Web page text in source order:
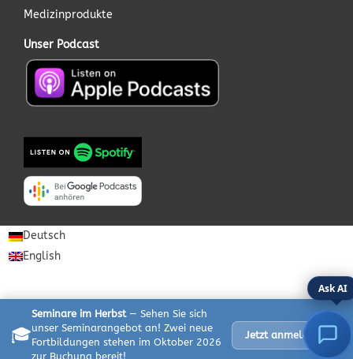
Medizinprodukte
Unser Podcast
Ask AI
🎓
Seminare im Herbst— Sehen Sie sich
unser Seminarangebot an! Zwei neue
Fortbildungen stehen im Oktober 2026
zur Buchung bereit!
Jetzt anmelden ✕
Deutsch
English